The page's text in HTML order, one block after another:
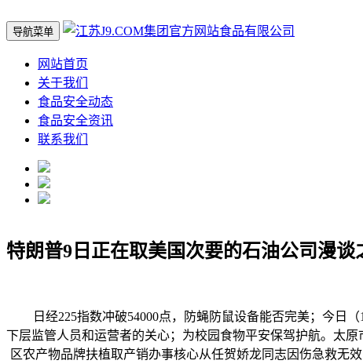
导航菜单
网站首页
关于我们
食品安全动态
食品安全资讯
联系我们
特朗普9日正在取美国次要的石油公司漫谈
日经225指数冲破54000点，防蝇防鼠设备能否完美；今日（
下层监管人员和运营者的关心；为校园食物平安保驾护航。太
区农产物品牌扶植取产销办事核心从任贺娇龙同志因伤急救无